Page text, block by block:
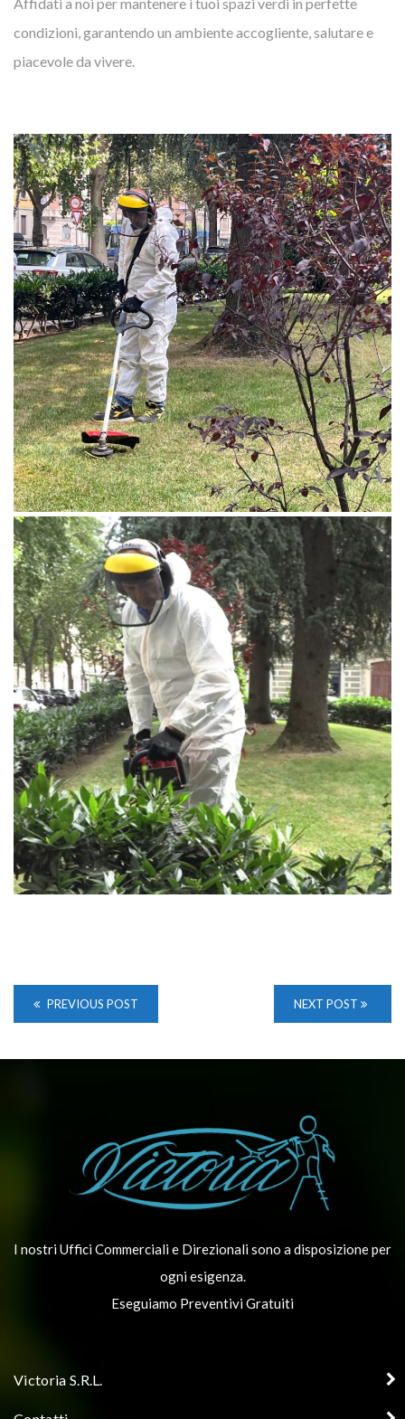
condizioni, garantendo un ambiente accogliente, salutare e
piacevole da vivere.
PREVIOUS POST NEXT POST
I nostri Uffici Commerciali e Direzionali sono a disposizione per
ogni esigenza.
Eseguiamo Preventivi Gratuiti
Victoria S.R.L.